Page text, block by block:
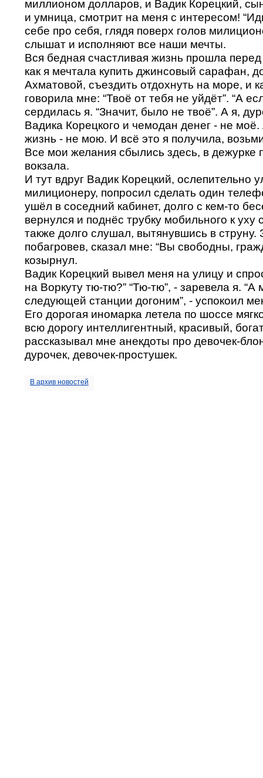
миллионом долларов, и Вадик Корецкий,
и умница, смотрит на меня с интересом!
себе про себя, глядя поверх голов
слышат и исполняют все наши мечты.
Вся бедная счастливая жизнь прошла
как я мечтала купить джинсовый сарафан,
Ахматовой, съездить отдохнуть на море, и
говорила мне: “Твоё от тебя не уйдёт”. “А
сердилась я. “Значит, было не твоё”. А я,
Вадика Корецкого и чемодан денег - не
жизнь - не мою. И всё это я получила,
Все мои желания сбылись здесь, в дежурке
вокзала.
И тут вдруг Вадик Корецкий, ослепительно
милиционеру, попросил сделать один
ушёл в соседний кабинет, долго с кем-то
вернулся и поднёс трубку мобильного к уху
также долго слушал, вытянувшись в струну.
побагровев, сказал мне: “Вы свободны,
козырнул.
Вадик Корецкий вывел меня на улицу и
на Воркуту тю-тю?” “Тю-тю”, - заревела я. “А
следующей станции догоним”, - успокоил
Его дорогая иномарка летела по шоссе
всю дорогу интеллигентный, красивый,
рассказывал мне анекдоты про девочек-
дурочек, девочек-простушек.
В архив новостей